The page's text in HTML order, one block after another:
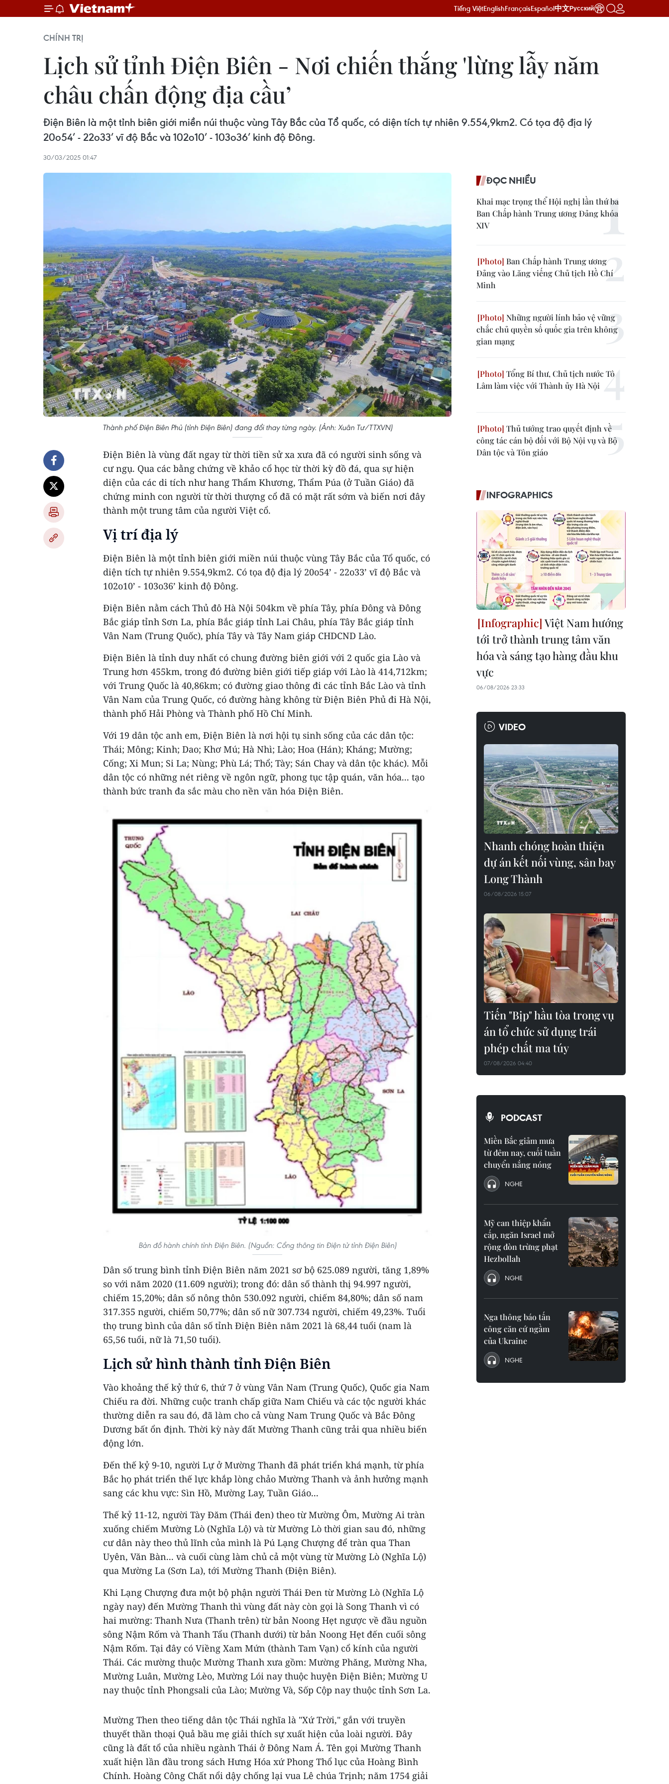
Tiếng ViệtEnglishFrançaisEspañol中文Русский
CHÍNH TRỊ
Lịch sử tỉnh Điện Biên - Nơi chiến thắng 'lừng lẫy năm
châu chấn động địa cầu’
Điện Biên là một tỉnh biên giới miền núi thuộc vùng Tây Bắc của Tổ quốc, có diện tích tự nhiên 9.554,9km2. Có tọa độ địa lý
20o54’ - 22o33’ vĩ độ Bắc và 102o10’ - 103o36’ kinh độ Đông.
30/03/2025 01:47
Thành phố Điện Biên Phủ (tỉnh Điện Biên) đang đổi thay từng ngày. (Ảnh: Xuân Tư/TTXVN)
Điện Biên là vùng đất ngay từ thời tiền sử xa xưa đã có người sinh sống và
cư ngụ. Qua các bằng chứng về khảo cổ học từ thời kỳ đồ đá, qua sự hiện
diện của các di tích như hang Thẩm Khương, Thẩm Púa (ở Tuần Giáo) đã
chứng minh con người từ thời thượng cổ đã có mặt rất sớm và biến nơi đây
thành một trung tâm của người Việt cổ.
Vị trí địa lý
Điện Biên là một tỉnh biên giới miền núi thuộc vùng Tây Bắc của Tổ quốc, có
diện tích tự nhiên 9.554,9km2. Có tọa độ địa lý 20o54’ - 22o33’ vĩ độ Bắc và
102o10’ - 103o36’ kinh độ Đông.
Điện Biên nằm cách Thủ đô Hà Nội 504km về phía Tây, phía Đông và Đông
Bắc giáp tỉnh Sơn La, phía Bắc giáp tỉnh Lai Châu, phía Tây Bắc giáp tỉnh
Vân Nam (Trung Quốc), phía Tây và Tây Nam giáp CHDCND Lào.
Điện Biên là tỉnh duy nhất có chung đường biên giới với 2 quốc gia Lào và
Trung hơn 455km, trong đó đường biên giới tiếp giáp với Lào là 414,712km;
với Trung Quốc là 40,86km; có đường giao thông đi các tỉnh Bắc Lào và tỉnh
Vân Nam của Trung Quốc, có đường hàng không từ Điện Biên Phủ đi Hà Nội,
thành phố Hải Phòng và Thành phố Hồ Chí Minh.
Với 19 dân tộc anh em, Điện Biên là nơi hội tụ sinh sống của các dân tộc:
Thái; Mông; Kinh; Dao; Khơ Mú; Hà Nhì; Lào; Hoa (Hán); Kháng; Mường;
Cống; Xi Mun; Si La; Nùng; Phù Lá; Thổ; Tày; Sán Chay và dân tộc khác). Mỗi
dân tộc có những nét riêng về ngôn ngữ, phong tục tập quán, văn hóa... tạo
thành bức tranh đa sắc màu cho nền văn hóa Điện Biên.
Bản đồ hành chính tỉnh Điện Biên. (Nguồn: Cổng thông tin Điện tử tỉnh Điện Biên)
Dân số trung bình tỉnh Điện Biên năm 2021 sơ bộ 625.089 người, tăng 1,89%
so với năm 2020 (11.609 người); trong đó: dân số thành thị 94.997 người,
chiếm 15,20%; dân số nông thôn 530.092 người, chiếm 84,80%; dân số nam
317.355 người, chiếm 50,77%; dân số nữ 307.734 người, chiếm 49,23%. Tuổi
thọ trung bình của dân số tỉnh Điện Biên năm 2021 là 68,44 tuổi (nam là
65,56 tuổi, nữ là 71,50 tuổi).
Lịch sử hình thành tỉnh Điện Biên
Vào khoảng thế kỷ thứ 6, thứ 7 ở vùng Vân Nam (Trung Quốc), Quốc gia Nam
Chiếu ra đời. Những cuộc tranh chấp giữa Nam Chiếu và các tộc người khác
thường diễn ra sau đó, đã làm cho cả vùng Nam Trung Quốc và Bắc Đông
Dương bất ổn định. Thời kỳ này đất Mường Thanh cũng trải qua nhiều biến
động lớn.
Đến thế kỷ 9-10, người Lự ở Mường Thanh đã phát triển khá mạnh, từ phía
Bắc họ phát triển thế lực khắp lòng chảo Mường Thanh và ảnh hưởng mạnh
sang các khu vực: Sìn Hồ, Mường Lay, Tuần Giáo...
Thế kỷ 11-12, người Tày Đăm (Thái đen) theo từ Mường Ôm, Mường Ai tràn
xuống chiếm Mường Lò (Nghĩa Lộ) và từ Mường Lò thời gian sau đó, những
cư dân này theo thủ lĩnh của mình là Pú Lạng Chượng để tràn qua Than
Uyên, Văn Bàn... và cuối cùng làm chủ cả một vùng từ Mường Lò (Nghĩa Lộ)
qua Mường La (Sơn La), tới Mường Thanh (Điện Biên).
Khi Lạng Chượng đưa một bộ phận người Thái Đen từ Mường Lò (Nghĩa Lộ
ngày nay) đến Mường Thanh thì vùng đất này còn gọi là Song Thanh vì có
hai mường: Thanh Nưa (Thanh trên) từ bản Noong Hẹt ngược về đầu nguồn
sông Nậm Rốm và Thanh Tẩu (Thanh dưới) từ bản Noong Hẹt đến cuối sông
Nậm Rốm. Tại đây có Viềng Xam Mứn (thành Tam Vạn) cổ kính của người
Thái. Các mường thuộc Mường Thanh xưa gồm: Mường Phăng, Mường Nha,
Mường Luân, Mường Lèo, Mường Lói nay thuộc huyện Điện Biên; Mường U
nay thuộc tỉnh Phongsali của Lào; Mường Và, Sốp Cộp nay thuộc tỉnh Sơn La.
Mường Then theo tiếng dân tộc Thái nghĩa là "Xứ Trời," gắn với truyền
thuyết thần thoại Quả bầu mẹ giải thích sự xuất hiện của loài người. Đây
cũng là đất tổ của nhiều ngành Thái ở Đông Nam Á. Tên gọi Mường Thanh
xuất hiện lần đầu trong sách Hưng Hóa xứ Phong Thổ lục của Hoàng Bình
Chính. Hoàng Công Chất nổi dậy chống lại vua Lê chúa Trịnh; năm 1754 giải
ĐỌC NHIỀU
Khai mạc trọng thể Hội nghị lần thứ ba
Ban Chấp hành Trung ương Đảng khóa
XIV
Ban Chấp hành Trung ương
Đảng vào Lăng viếng Chủ tịch Hồ Chí
Minh
Những người lính bảo vệ vững
chắc chủ quyền số quốc gia trên không
gian mạng
Tổng Bí thư, Chủ tịch nước Tô
Lâm làm việc với Thành ủy Hà Nội
Thủ tướng trao quyết định về
công tác cán bộ đối với Bộ Nội vụ và Bộ
Dân tộc và Tôn giáo
INFOGRAPHICS
Việt Nam hướng
tới trở thành trung tâm văn
hóa và sáng tạo hàng đầu khu
vực
06/08/2026 23:33
VIDEO
Nhanh chóng hoàn thiện
dự án kết nối vùng, sân bay
Long Thành
06/08/2026 15:07
Tiến "Bịp" hầu tòa trong vụ
án tổ chức sử dụng trái
phép chất ma túy
07/08/2026 04:40
PODCAST
Miền Bắc giảm mưa
từ đêm nay, cuối tuần
chuyển nắng nóng
NGHE
Mỹ can thiệp khẩn
cấp, ngăn Israel mở
rộng đòn trừng phạt
Hezbollah
NGHE
Nga thông báo tấn
công căn cứ ngầm
của Ukraine
NGHE